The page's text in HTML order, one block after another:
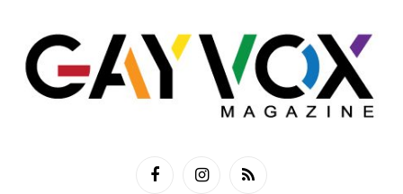
FacebookInstagramRSS